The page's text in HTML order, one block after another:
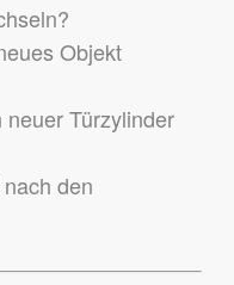
Objekt
Türzylinder
den